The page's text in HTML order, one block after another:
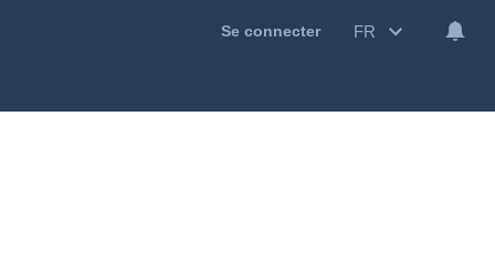
Se connecter FR